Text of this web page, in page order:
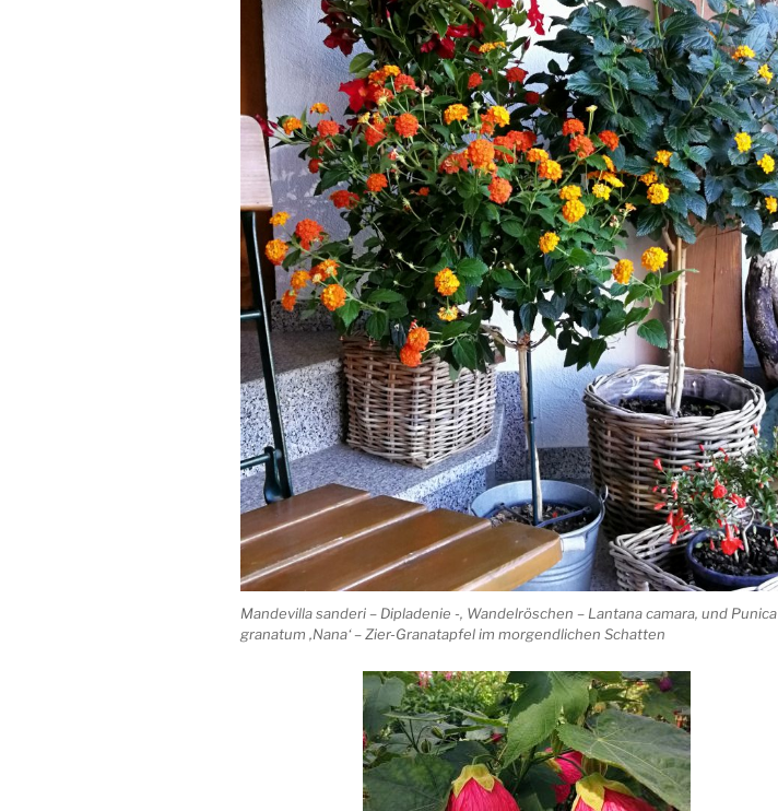
Mandevilla sanderi – Dipladenie -, Wandelröschen – Lantana camara, und Punica
granatum ‚Nana‘ – Zier-Granatapfel im morgendlichen Schatten